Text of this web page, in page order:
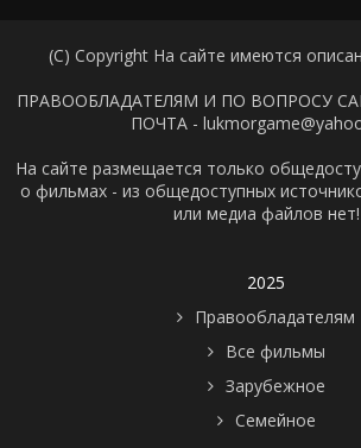
(C) Copyright На сайте имеются
ПРАВООБЛАДАТЕЛЯМ И ПО ВОПРОСУ
ПОЧТА -
На сайте размещается только
о фильмах - из общедоступных
или медиа файлов нет!
2025
Правообладателям
Все фильмы
Зарубежное
Семейное